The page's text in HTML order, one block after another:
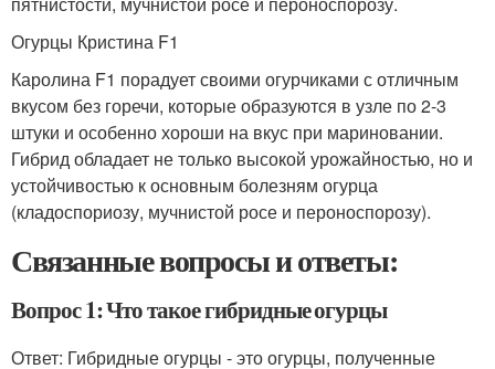
Огурцы Кристина F1
Каролина F1 порадует своими огурчиками с отличным
вкусом без горечи, которые образуются в узле по 2-3
штуки и особенно хороши на вкус при мариновании.
Гибрид обладает не только высокой урожайностью, но и
устойчивостью к основным болезням огурца
(кладоспориозу, мучнистой росе и пероноспорозу).
Связанные вопросы и ответы:
Вопрос 1: Что такое гибридные огурцы
Ответ: Гибридные огурцы - это огурцы, полученные